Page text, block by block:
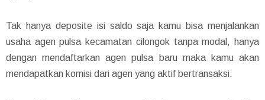
Tak hanya deposite isi saldo saja kamu bisa menjalankan
usaha agen pulsa kecamatan cilongok tanpa modal, hanya
dengan mendaftarkan agen pulsa baru maka kamu akan
mendapatkan komisi dari agen yang aktif bertransaksi.